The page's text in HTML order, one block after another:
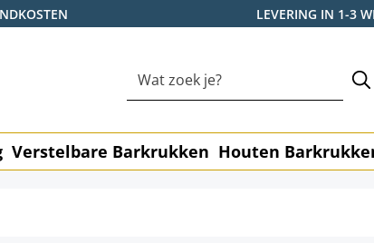
LEVERING IN 1-3
Verstelbare Barkrukken Houten